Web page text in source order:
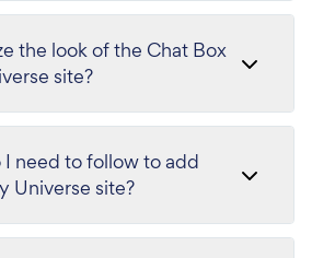
the look of the Chat Box
site?
need to follow to add
Universe site?